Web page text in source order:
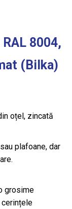
8004,
(Bilka)
oțel, zincată
plafoane, dar
grosime
cerințele